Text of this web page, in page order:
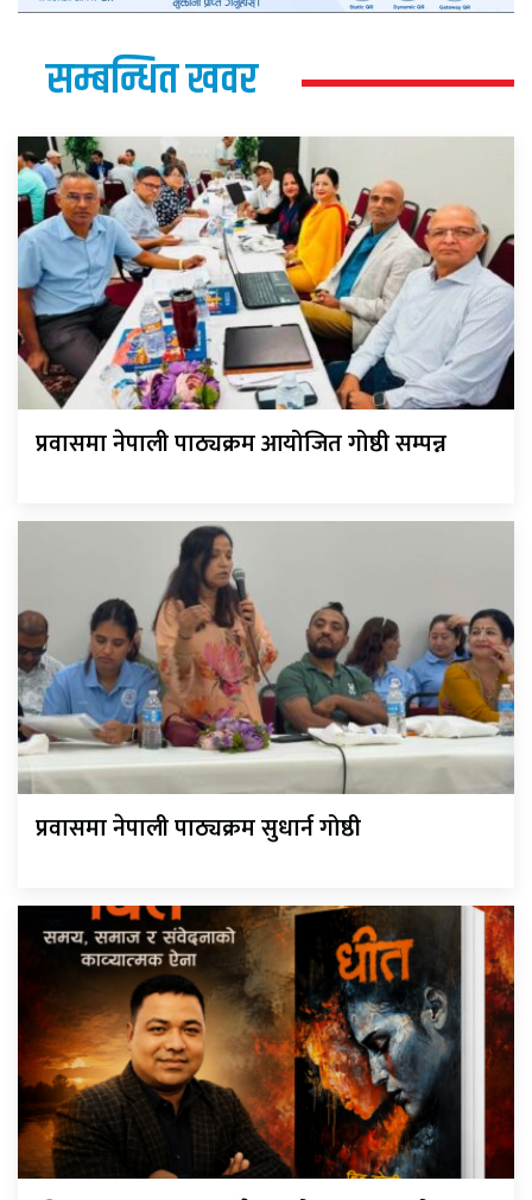
सम्बन्धित खवर
प्रवासमा नेपाली पाठ्यक्रम आयोजित गोष्ठी सम्पन्न
प्रवासमा नेपाली पाठ्यक्रम सुधार्न गोष्ठी